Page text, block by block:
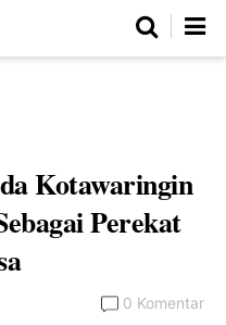
Kotawaringin
Perekat
0 Komentar